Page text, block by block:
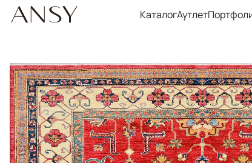
КаталогАутлет